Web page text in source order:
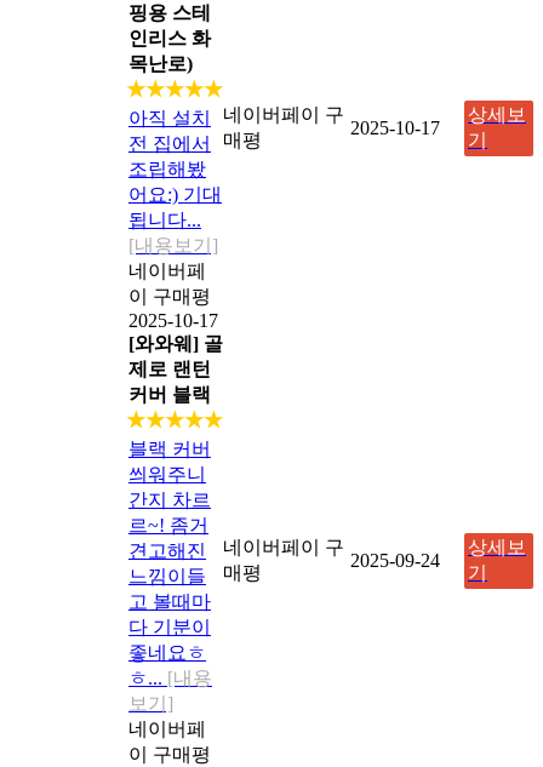
핑용 스테
인리스 화
목난로)
★★★★★
아직 설치
전 집에서
조립해봤
어요:) 기대
됩니다...
[내용보기]
네이버페
이 구매평
2025-10-17
네이버페이 구
매평
2025-10-17
상세보
기
[와와웨] 골
제로 랜턴
커버 블랙
★★★★★
블랙 커버
씌워주니
간지 차르
르~! 좀거
견고해진
느낌이들
고 볼때마
다 기분이
좋네요ㅎ
ㅎ... [내용
보기]
네이버페
이 구매평
네이버페이 구
매평
2025-09-24
상세보
기